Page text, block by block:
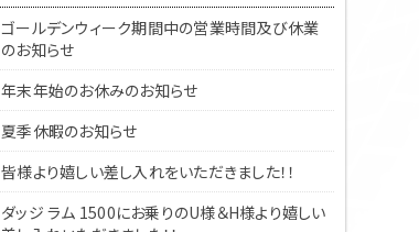
ゴールデンウィーク期間中の営業時間及び休業
のお知らせ
年末年始のお休みのお知らせ
夏季休暇のお知らせ
皆様より嬉しい差し入れをいただきました！！
ダッジ ラム 1500にお乗りのU様＆H様より嬉しい